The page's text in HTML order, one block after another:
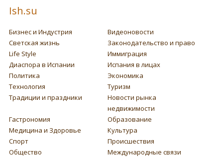
Ish.su
Бизнес и Индустрия
Видеоновости
Светская жизнь
Законодательство и право
Life Style
Иммиграция
Диаспора в Испании
Испания в лицах
Политика
Экономика
Технология
Туризм
Традиции и праздники
Новости рынка
недвижимости
Гастрономия
Образование
Медицина и Здоровье
Культура
Спорт
Происшествия
Общество
Международные связи